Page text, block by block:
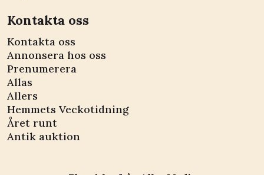
Kontakta oss
Kontakta oss
Annonsera hos oss
Prenumerera
Allas
Allers
Hemmets Veckotidning
Året runt
Antik auktion